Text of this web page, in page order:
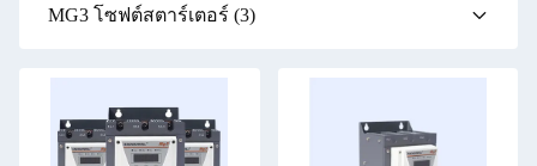
MG3 โซฟต์สตาร์เตอร์ (3)